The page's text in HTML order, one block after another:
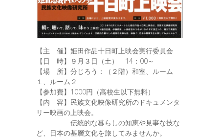
【主 催】姫田作品十日町上映会実行委員会
【日 時】９月３日（土） 14：00～
【場 所】分じろう：（２階）和室、ルーム
１、ルーム２
【参加費】1000円（高校生以下無料）
【内 容】民族文化映像研究所のドキュメンタ
リー映画の上映会。
伝統的な暮らしの知恵や見事な技な
ど、日本の基層文化を旅してみませんか。